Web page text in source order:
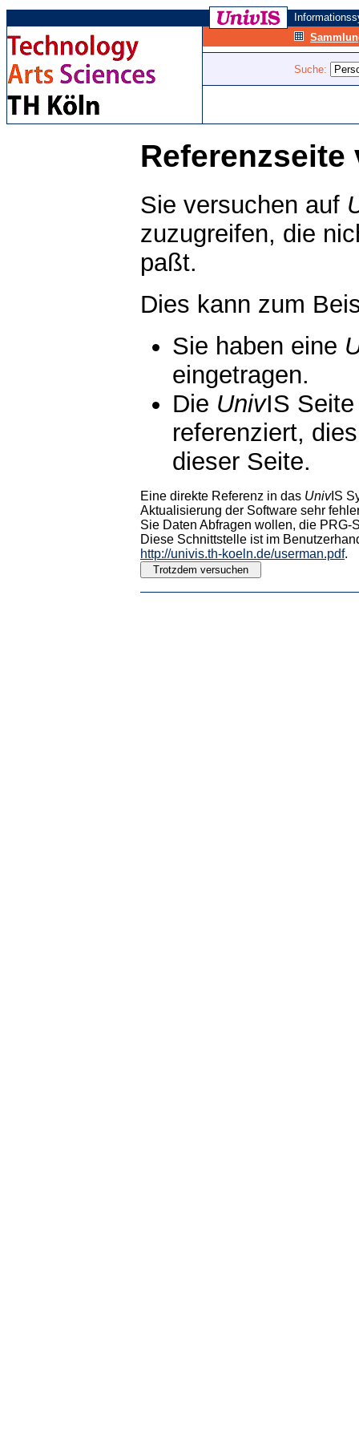
Suche:
Referenzseite
Sie versuchen auf
zuzugreifen, die
paßt.
Dies kann zum
Sie haben eine
eingetragen.
Die UnivIS
referenziert,
dieser Seite.
Eine direkte Referenz in das UnivIS
Aktualisierung der Software sehr
Sie Daten Abfragen wollen, die PRG-
Diese Schnittstelle ist im
http://univis.th-koeln.de/userman.pdf.